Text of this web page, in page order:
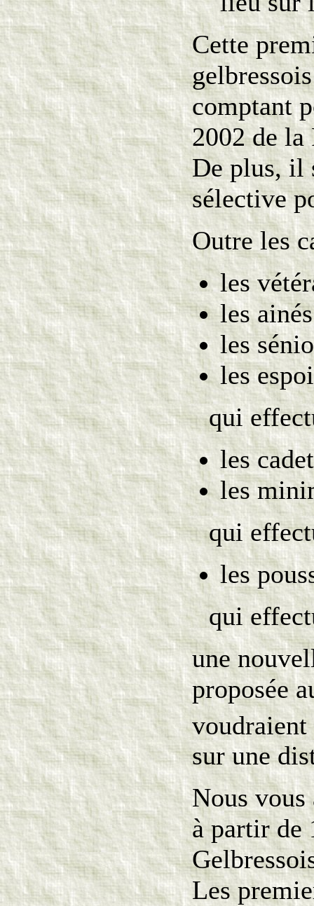
Cette
comptant
2002 de
De plus, il
sélective
Outre les
les
les
les
les
qui
les
les
qui
les
qui
une
proposée
sur une
Nous
à partir de
Les